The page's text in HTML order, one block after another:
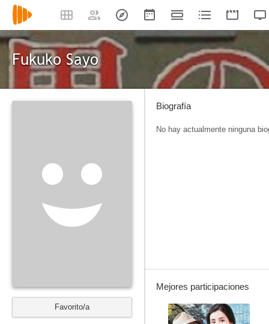
Fukuko Sayo
Favorito/a
Biografía
No hay actualmente ninguna
Mejores participaciones
--